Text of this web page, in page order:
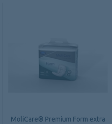
MoliCare® Premium Form extra